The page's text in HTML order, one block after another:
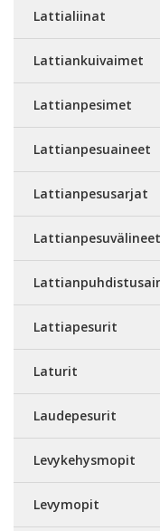
Lattialiinat
Lattiankuivaimet
Lattianpesimet
Lattianpesuaineet
Lattianpesusarjat
Lattianpesuvälineet
Lattiapesurit
Laturit
Laudepesurit
Levykehysmopit
Levymopit